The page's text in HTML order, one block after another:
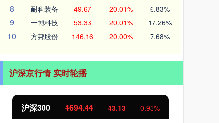
8 耐科装备 49.67 20.01% 6.83%
9 一博科技 53.33 20.01% 17.26%
10 方邦股份 146.16 20.00% 7.68%
沪深京行情 实时轮播
沪深300 4694.44 43.13 0.93%